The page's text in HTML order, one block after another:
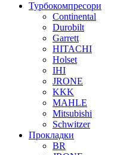
Турбокомпресори
Continental
Durobilt
Garrett
HITACHI
Holset
IHI
JRONE
KKK
MAHLE
Mitsubishi
Schwitzer
Прокладки
BR